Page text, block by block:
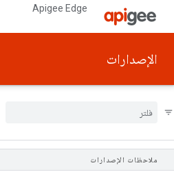
Apigee Edge
الإصدارات
ملاحظات الإصدارات